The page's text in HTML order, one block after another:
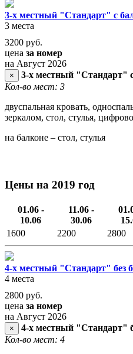
3-х местный "Стандарт" с
3 места
3200 руб.
цена за номер
на Август 2026
×
3-х местный "Стандарт"
Кол-во мест: 3
двуспальная кровать,
зеркалом, стол, стулья,
на балконе – стол, стулья
Цены на 2019 год
01.06 -
10.06
11.06 -
30.06
1600
2200 2800
4-х местный "Стандарт" без
4 места
2800 руб.
цена за номер
на Август 2026
×
4-х местный "Стандарт"
Кол-во мест: 4